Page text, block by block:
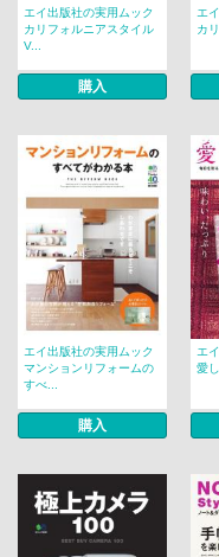
エイ出版社の実用ムック
カリフォルニアスタイル
V...
購入
エ
カ
エイ出版社の実用ムック
マンションリフォームの
すべ...
購入
エ
愛